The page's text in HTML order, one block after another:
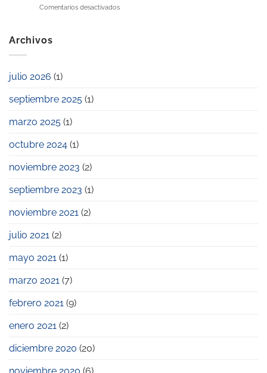
familiar
de
Comentarios desactivadosen
Archivos
julio 2026 (1)
septiembre 2025 (1)
marzo 2025 (1)
octubre 2024 (1)
noviembre 2023 (2)
septiembre 2023 (1)
noviembre 2021 (2)
julio 2021 (2)
mayo 2021 (1)
marzo 2021 (7)
febrero 2021 (9)
enero 2021 (2)
diciembre 2020 (20)